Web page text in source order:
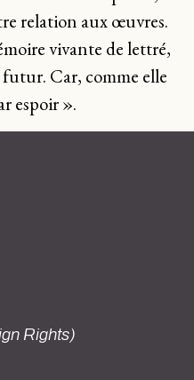
relation aux œuvres.
vivante de lettré,
Car, comme elle
espoir ».
Rights)